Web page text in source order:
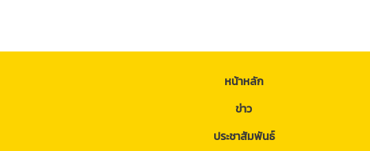
หน้าหลัก
ข่าว
ประชาสัมพันธ์